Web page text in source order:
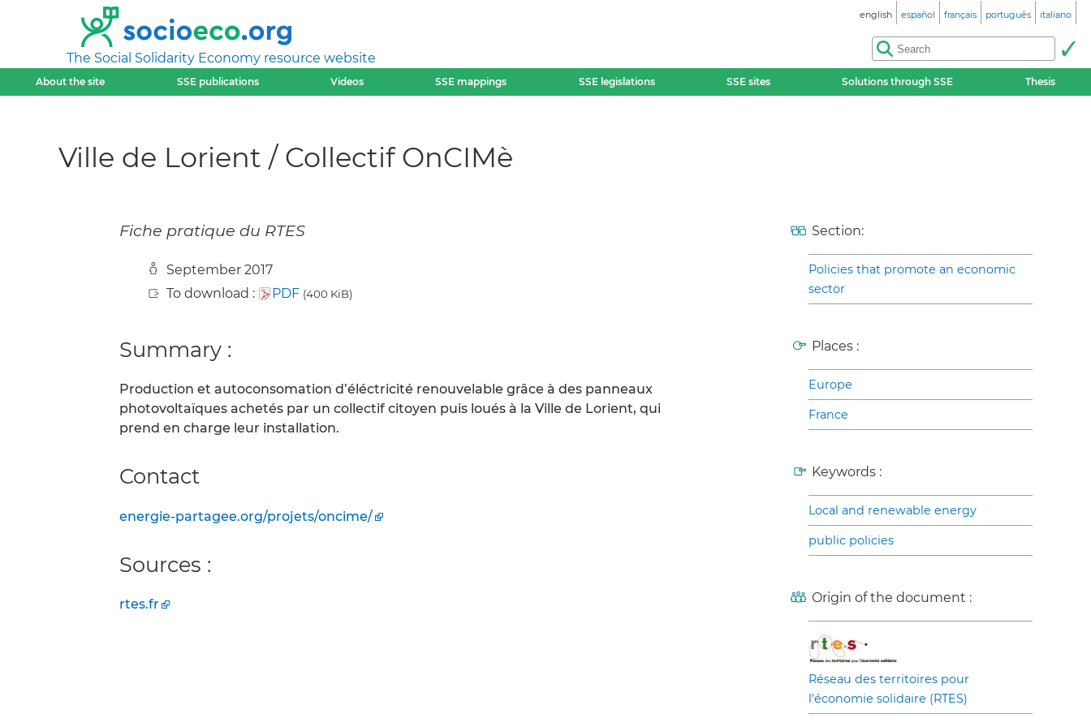
The Social Solidarity Economy resource website
english español français português italiano
About the site SSE publications Videos SSE mappings SSE legislations SSE sites Solutions through SSE Thesis
Ville de Lorient / Collectif OnCIMè
Fiche pratique du RTES
September 2017
To download :
PDF (400 KiB)
Summary :
Production et autoconsomation d’éléctricité renouvelable grâce à des panneaux
photovoltaïques achetés par un collectif citoyen puis loués à la Ville de Lorient, qui
prend en charge leur installation.
Contact
energie-partagee.org/projets/oncime/
Sources :
rtes.fr
Section:
Policies that promote an economic
sector
Places :
Europe
France
Keywords :
Local and renewable energy
public policies
Origin of the document :
Réseau des territoires pour
l’économie solidaire (RTES)